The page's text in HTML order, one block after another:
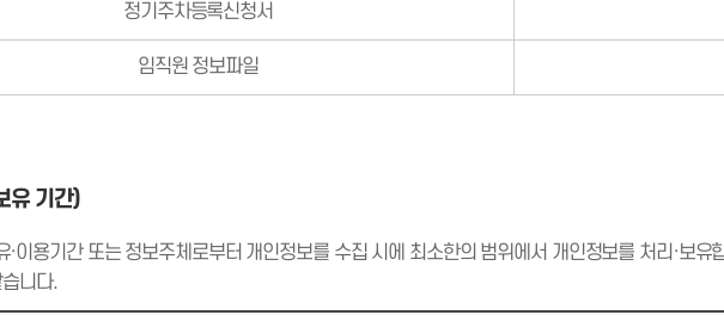
정기주차등록신청서
임직원 정보파일
유 기간)
이용기간 또는 정보주체로부터 개인정보를 수집 시에 최소한의 범위에서 개인정보를 처리·보유
니다.